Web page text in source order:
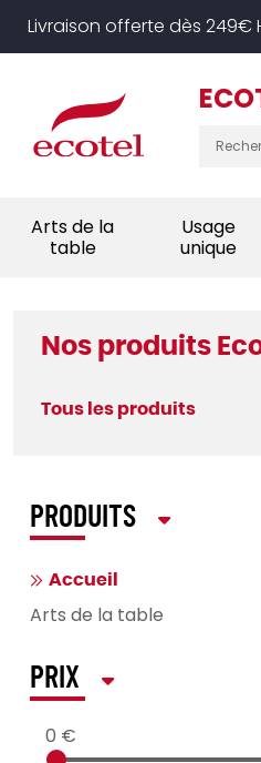
Livraison offerte dès 249€
Arts de la
table
Usage
unique
Nos produits
Tous les produits
PRODUITS
Accueil
Arts de la table
PRIX
0 €
Panneau de gestion des